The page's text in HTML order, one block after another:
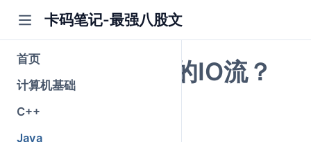
卡码笔记-最强八股文
首页
计算机基础
C++
Java
介绍一下Java的IO流？